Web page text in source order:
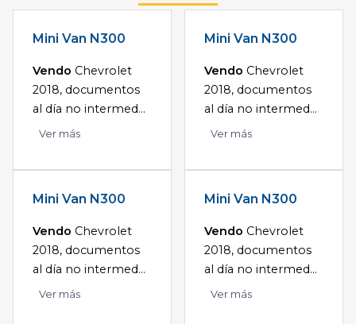
Mini Van N300
Vendo Chevrolet
2018, documentos
al día no intermed...
Ver más
Mini Van N300
Vendo Chevrolet
2018, documentos
al día no intermed...
Ver más
Mini Van N300
Vendo Chevrolet
2018, documentos
al día no intermed...
Ver más
Mini Van N300
Vendo Chevrolet
2018, documentos
al día no intermed...
Ver más